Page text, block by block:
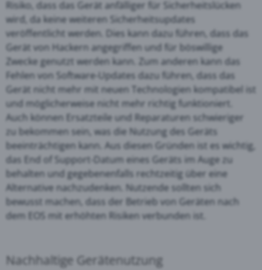
Risiko, dass das Gerät anfälliger für Sicherheitslücken
wird, da keine weiteren Sicherheitsupdates
veröffentlicht werden. Dies kann dazu führen, dass das
Gerät von Hackern angegriffen und für böswillige
Zwecke genutzt werden kann. Zum anderen kann das
Fehlen von Software-Updates dazu führen, dass das
Gerät nicht mehr mit neuen Technologien kompatibel ist
und möglicherweise nicht mehr richtig funktioniert.
Auch können Ersatzteile und Reparaturen schwieriger
zu bekommen sein, was die Nutzung des Geräts
beeinträchtigen kann. Aus diesen Gründen ist es wichtig,
das End of Support-Datum eines Geräts im Auge zu
behalten und gegebenenfalls rechtzeitig über eine
Alternative nachzudenken. Nutzende sollten sich
bewusst machen, dass der Betrieb von Geräten nach
dem EOS mit erhöhten Risiken verbunden ist.
Nachhaltige Gerätenutzung